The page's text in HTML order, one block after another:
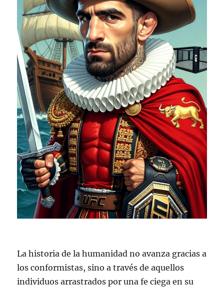
La historia de la humanidad no avanza gracias a
los conformistas, sino a través de aquellos
individuos arrastrados por una fe ciega en su